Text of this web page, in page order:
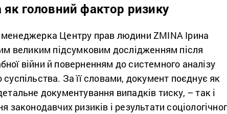
як головний фактор ризику
Центру прав людини ZMINA Ірина
великим підсумковим дослідженням після
війни й поверненням до системного аналізу
За її словами, документ поєднує як
документування випадків тиску, – так і
законодавчих ризиків і результати